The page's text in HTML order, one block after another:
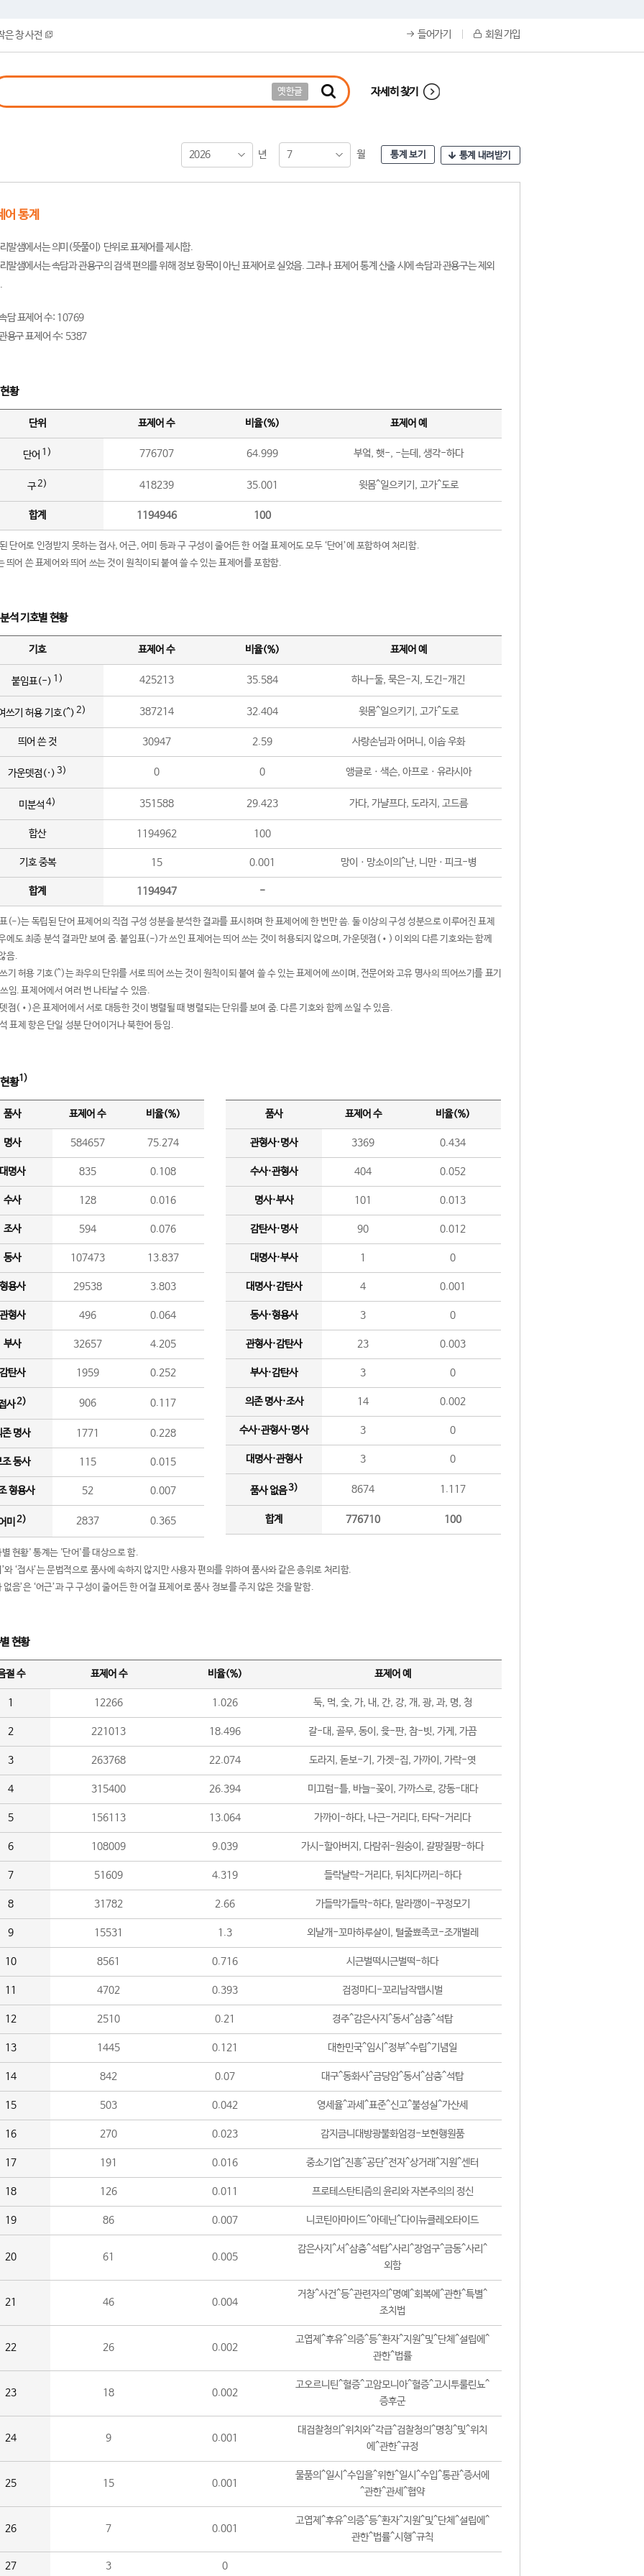
은 창 사전 들어가기 회원 가입
옛한글 자세히 찾기
2026 년 7 월 통계 보기 통계 내려받기
어 통계
말샘에서는 의미(뜻풀이) 단위로 표제어를 제시함.
말샘에서는 속담과 관용구의 검색 편의를 위해 정보 항목이 아닌 표제어로 실었음. 그러나 표제어 통계 산출 시에 속담과 관용구는 제외
담 표제어 수: 10769
용구 표제어 수: 5387
황
단위 표제어 수 비율(%) 표제어 예
단어 1) 776707 64.999 부엌, 햇-, -는데, 생각-하다
구2) 418239 35.001 윗몸^일으키기, 고가^도로
합계 1194946 100
단어로 인정받지 못하는 접사, 어근, 어미 등과 구 구성이 줄어든 한 어절 표제어도 모두 ‘단어’에 포함하여 처리함.
띄어 쓴 표제어와 띄어 쓰는 것이 원칙이되 붙여 쓸 수 있는 표제어를 포함함.
석 기호별 현황
기호 표제어 수 비율(%) 표제어 예
붙임표(-) 1) 425213 35.584 하나-둘, 묵은-지, 도긴-개긴
쓰기 허용 기호(^) 2) 387214 32.404 윗몸^일으키기, 고가^도로
띄어 쓴 것 30947 2.59 사랑손님과 어머니, 이솝 우화
가운뎃점(·) 3) 0 0 앵글로ㆍ색슨, 아프로ㆍ유라시아
미분석 4) 351588 29.423 가다, 가냘프다, 도라지, 고드름
합산 1194962 100
기호 중복 15 0.001 망이ㆍ망소이의^난, 니만ㆍ피크-병
합계 1194947 -
(-)는 독립된 단어 표제어의 직접 구성 성분을 분석한 결과를 표시하며 한 표제어에 한 번만 씀. 둘 이상의 구성 성분으로 이루어진 표제
에도 최종 분석 결과만 보여 줌. 붙임표(-)가 쓰인 표제어는 띄어 쓰는 것이 허용되지 않으며, 가운뎃점(•) 이외의 다른 기호와는 함께
음.
기 허용 기호(^)는 좌우의 단위를 서로 띄어 쓰는 것이 원칙이되 붙여 쓸 수 있는 표제어에 쓰이며, 전문어와 고유 명사의 띄어쓰기를 표기
임. 표제어에서 여러 번 나타날 수 있음.
점(•)은 표제어에서 서로 대등한 것이 병렬될 때 병렬되는 단위를 보여 줌. 다른 기호와 함께 쓰일 수 있음.
표제 항은 단일 성분 단어이거나 북한어 등임.
황1)
품사 표제어 수 비율(%)
명사 584657 75.274
명사 835 0.108
수사 128 0.016
조사 594 0.076
동사 107473 13.837
용사 29538 3.803
형사 496 0.064
부사 32657 4.205
탄사 1959 0.252
사2) 906 0.117
존 명사 1771 0.228
조 동사 115 0.015
형용사 52 0.007
미 2) 2837 0.365
품사 표제어 수 비율(%)
관형사·명사 3369 0.434
수사·관형사 404 0.052
명사·부사 101 0.013
감탄사·명사 90 0.012
대명사·부사 1 0
대명사·감탄사 4 0.001
동사·형용사 3 0
관형사·감탄사 23 0.003
부사·감탄사 3 0
의존 명사·조사 14 0.002
수사·관형사·명사 3 0
대명사·관형사 3 0
품사 없음3) 8674 1.117
합계 776710 100
현황' 통계는 '단어'를 대상으로 함.
와 ‘접사’는 문법적으로 품사에 속하지 않지만 사용자 편의를 위하여 품사와 같은 층위로 처리함.
없음’은 ‘어근’과 구 구성이 줄어든 한 어절 표제어로 품사 정보를 주지 않은 것을 말함.
현황
절 수 표제어 수 비율(%) 표제어 예
1 12266 1.026 둑, 먹, 숯, 가, 내, 간, 강, 개, 광, 과, 명, 청
2 221013 18.496 갈-대, 골무, 동이, 윷-판, 참-빗, 가게, 가끔
3 263768 22.074 도라지, 돋보-기, 가겟-집, 가까이, 가락-엿
4 315400 26.394 미끄럼-틀, 바늘-꽂이, 가까스로, 강동-대다
5 156113 13.064 가까이-하다, 나근-거리다, 타닥-거리다
6 108009 9.039 가시-할아버지, 다람쥐-원숭이, 갈팡질팡-하다
7 51609 4.319 들락날락-거리다, 뒤치다꺼리-하다
8 31782 2.66 가들막가들막-하다, 말라깽이-꾸정모기
9 15531 1.3 외날개-꼬마하루살이, 털줄뾰족코-조개벌레
10 8561 0.716 시근벌떡시근벌떡-하다
11 4702 0.393 검정마디-꼬리납작맵시벌
12 2510 0.21 경주^감은사지^동서^삼층^석탑
13 1445 0.121 대한민국^임시^정부^수립^기념일
14 842 0.07 대구^동화사^금당암^동서^삼층^석탑
15 503 0.042 영세율^과세^표준^신고^불성실^가산세
16 270 0.023 감지금니대방광불화엄경-보현행원품
17 191 0.016 중소기업^진흥^공단^전자^상거래^지원^센터
18 126 0.011 프로테스탄티즘의 윤리와 자본주의의 정신
19 86 0.007 니코틴아마이드^아데닌^다이뉴클레오타이드
20 61 0.005
감은사지^서^삼층^석탑^사리^장엄구^금동^사리^
외함
21 46 0.004
거창^사건^등^관련자의^명예^회복에^관한^특별^
조치법
22 26 0.002
고엽제^후유^의증^등^환자^지원^및^단체^설립에^
관한^법률
23 18 0.002
고오르니틴^혈증^고암모니아^혈증^고시투룰린뇨^
증후군
24 9 0.001
대검찰청의^위치와^각급^검찰청의^명칭^및^위치
에^관한^규정
25 15 0.001
물품의^일시^수입을^위한^일시^수입^통관^증서에
^관한^관세^협약
26 7 0.001
고엽제^후유^의증^등^환자^지원^및^단체^설립에^
관한^법률^시행^규칙
27 3 0